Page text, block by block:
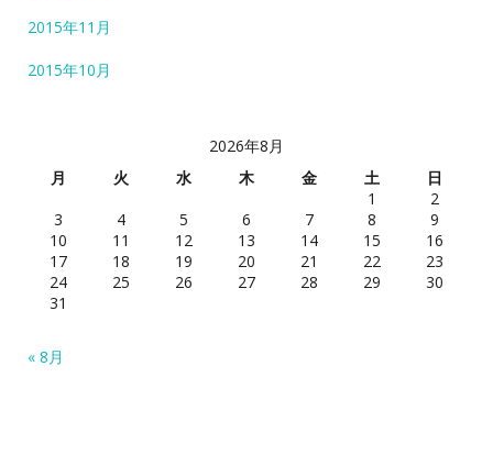
2015年11月
2015年10月
2026年8月
月
火 水 木 金 土
日
1
2
3
4 5 6 7 8
9
10
11 12 13 14 15
16
17
18 19 20 21 22
23
24
25 26 27 28 29
30
31
« 8月